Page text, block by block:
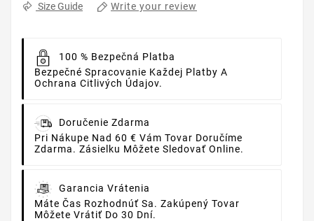
Size Guide Write your review
100 % Bezpečná Platba
Bezpečné Spracovanie Každej Platby A
Ochrana Citlivých Údajov.
Doručenie Zdarma
Pri Nákupe Nad 60 € Vám Tovar Doručíme
Zdarma. Zásielku Môžete Sledovať Online.
Garancia Vrátenia
Máte Čas Rozhodnúť Sa. Zakúpený Tovar
Môžete Vrátiť Do 30 Dní.